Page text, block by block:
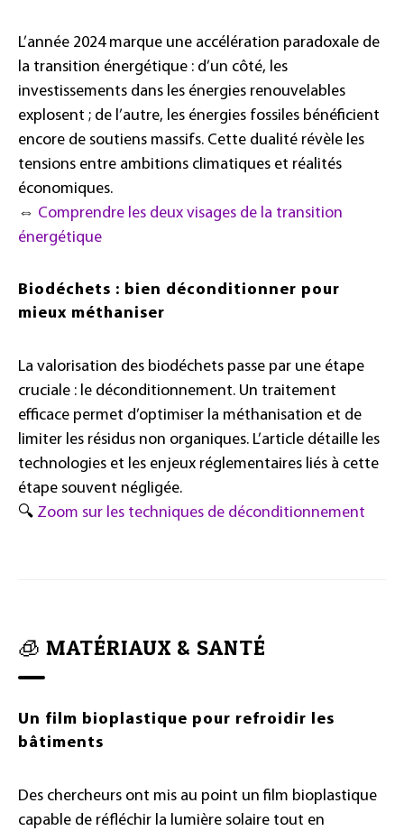
L’année 2024 marque une accélération paradoxale de
la transition énergétique : d’un côté, les
investissements dans les énergies renouvelables
explosent ; de l’autre, les énergies fossiles bénéficient
encore de soutiens massifs. Cette dualité révèle les
tensions entre ambitions climatiques et réalités
économiques.
⇔ Comprendre les deux visages de la transition
énergétique
Biodéchets : bien déconditionner pour
mieux méthaniser
La valorisation des biodéchets passe par une étape
cruciale : le déconditionnement. Un traitement
efficace permet d’optimiser la méthanisation et de
limiter les résidus non organiques. L’article détaille les
technologies et les enjeux réglementaires liés à cette
étape souvent négligée.
🔍 Zoom sur les techniques de déconditionnement
🧊 MATÉRIAUX & SANTÉ
Un film bioplastique pour refroidir les
bâtiments
Des chercheurs ont mis au point un film bioplastique
capable de réfléchir la lumière solaire tout en